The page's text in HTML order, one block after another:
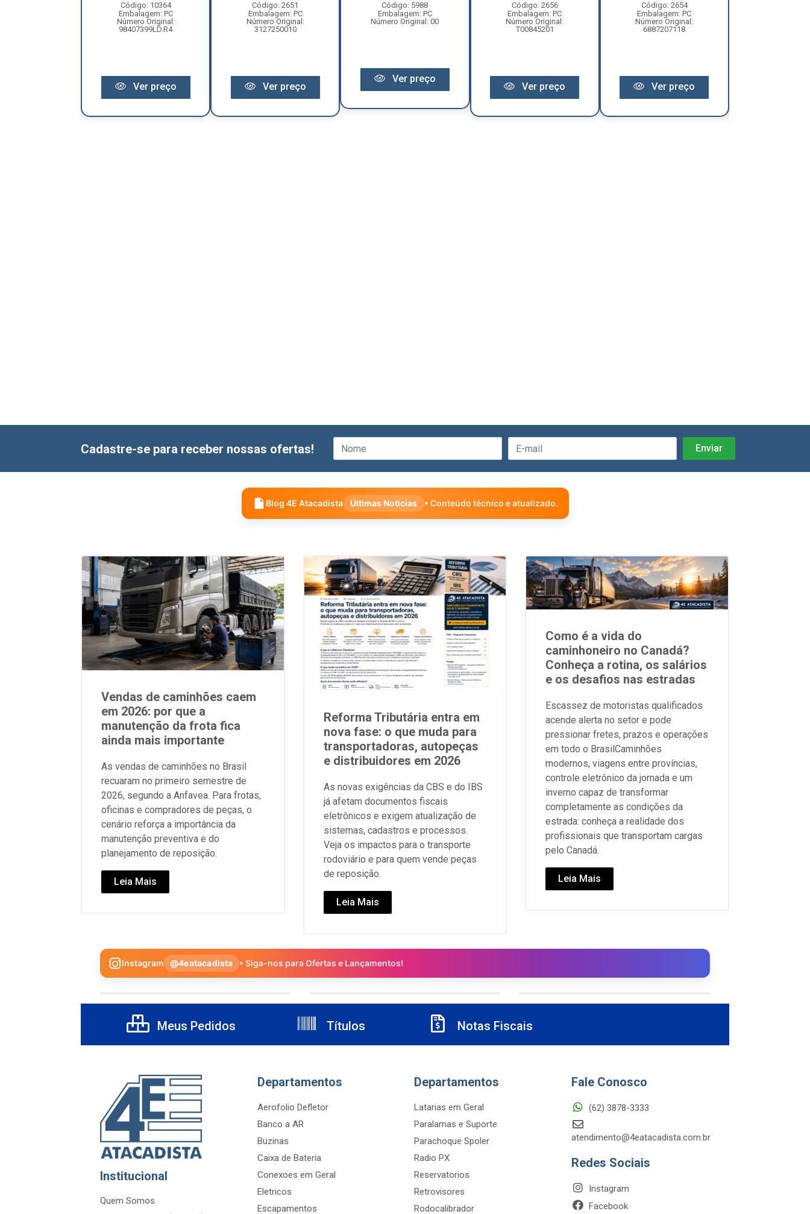
Código: 10364
Embalagem: PC
Número Original:
98407399LD.R4
Ver preço
Código: 2651
Embalagem: PC
Número Original:
3127250010
Ver preço
Código: 5988
Embalagem: PC
Número Original: 00
Ver preço
Código: 2656
Embalagem: PC
Número Original:
T00845201
Ver preço
Código: 2654
Embalagem: PC
Número Original:
6887207118
Ver preço
Cadastre-se para receber nossas ofertas!
Blog 4E Atacadista Últimas Notícias • Conteúdo técnico e atualizado.
Vendas de caminhões caem
em 2026: por que a
manutenção da frota fica
ainda mais importante
As vendas de caminhões no Brasil
recuaram no primeiro semestre de
2026, segundo a Anfavea. Para frotas,
oficinas e compradores de peças, o
cenário reforça a importância da
manutenção preventiva e do
planejamento de reposição.
Leia Mais
Reforma Tributária entra em
nova fase: o que muda para
transportadoras, autopeças
e distribuidores em 2026
As novas exigências da CBS e do IBS
já afetam documentos fiscais
eletrônicos e exigem atualização de
sistemas, cadastros e processos.
Veja os impactos para o transporte
rodoviário e para quem vende peças
de reposição.
Leia Mais
Como é a vida do
caminhoneiro no Canadá?
Conheça a rotina, os salários
e os desafios nas estradas
Escassez de motoristas qualificados
acende alerta no setor e pode
pressionar fretes, prazos e operações
em todo o BrasilCaminhões
modernos, viagens entre províncias,
controle eletrônico da jornada e um
inverno capaz de transformar
completamente as condições da
estrada: conheça a realidade dos
profissionais que transportam cargas
pelo Canadá.
Leia Mais
Instagram @4eatacadista • Siga-nos para Ofertas e Lançamentos!
Meus Pedidos Títulos Notas Fiscais
Institucional
Quem Somos
Departamentos
Aerofolio Defletor
Banco a AR
Buzinas
Caixa de Bateria
Conexoes em Geral
Eletricos
Escapamentos
Departamentos
Latarias em Geral
Paralamas e Suporte
Parachoque Spoler
Radio PX
Reservatorios
Retrovisores
Rodocalibrador
Fale Conosco
(62) 3878-3333
atendimento@4eatacadista.com.br
Redes Sociais
Instagram
Facebook